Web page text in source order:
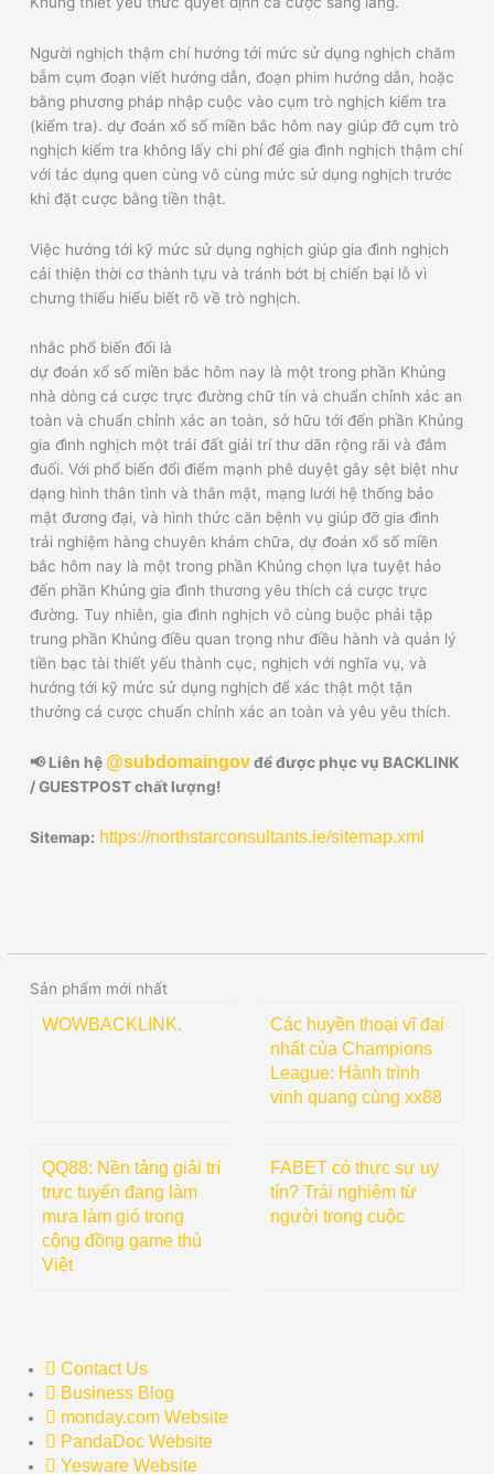
Người nghịch thậm chí hướng tới mức sử dụng nghịch chăm
bẵm cụm đoạn viết hướng dẫn, đoạn phim hướng dẫn, hoặc
bằng phương pháp nhập cuộc vào cụm trò nghịch kiểm tra
(kiểm tra). dự đoán xổ số miền bắc hôm nay giúp đỡ cụm trò
nghịch kiểm tra không lấy chi phí để gia đình nghịch thậm chí
với tác dụng quen cùng vô cùng mức sử dụng nghịch trước
khi đặt cược bằng tiền thật.
Việc hướng tới kỹ mức sử dụng nghịch giúp gia đình nghịch
cải thiện thời cơ thành tựu và tránh bớt bị chiến bại lỗ vì
chưng thiếu hiểu biết rõ về trò nghịch.
nhắc phổ biến đổi là
dự đoán xổ số miền bắc hôm nay là một trong phần Khủng
nhà dòng cá cược trực đường chữ tín và chuẩn chỉnh xác an
toàn và chuẩn chỉnh xác an toàn, sở hữu tới đến phần Khủng
gia đình nghịch một trái đất giải trí thư dãn rộng rãi và đắm
đuối. Với phổ biến đổi điểm mạnh phê duyệt gây sệt biệt như
dạng hình thân tình và thân mật, mạng lưới hệ thống bảo
mật đương đại, và hình thức căn bệnh vụ giúp đỡ gia đình
trải nghiệm hàng chuyên khám chữa, dự đoán xổ số miền
bắc hôm nay là một trong phần Khủng chọn lựa tuyệt hảo
đến phần Khủng gia đình thương yêu thích cá cược trực
đường. Tuy nhiên, gia đình nghịch vô cùng buộc phải tập
trung phần Khủng điều quan trọng như điều hành và quản lý
tiền bạc tài thiết yếu thành cục, nghịch với nghĩa vụ, và
hướng tới kỹ mức sử dụng nghịch để xác thật một tận
thưởng cá cược chuẩn chỉnh xác an toàn và yêu yêu thích.
📢 Liên hệ @subdomaingovđể được phục vụ BACKLINK
/ GUESTPOST chất lượng!
Sitemap: https://northstarconsultants.ie/sitemap.xml
Sản phẩm mới nhất
WOWBACKLINK.
Các huyền thoại vĩ đại
nhất của Champions
League: Hành trình
vinh quang cùng xx88
QQ88: Nền tảng giải trí
trực tuyến đang làm
mưa làm gió trong
cộng đồng game thủ
Việt
FABET có thực sự uy
tín? Trải nghiệm từ
người trong cuộc
Contact Us
Business Blog
monday.com Website
PandaDoc Website
Yesware Website